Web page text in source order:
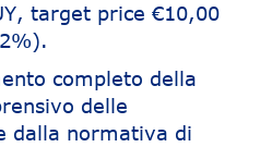
target price €10,00
completo della
delle
dalla normativa di